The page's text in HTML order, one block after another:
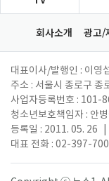
회사소개 광고/
대표이사/발행인 : 이영
주소 : 서울시 종로구
사업자등록번호 : 101-
청소년보호책임자 : 안
등록일 : 2011. 05. 26
대표 전화 : 02-397-